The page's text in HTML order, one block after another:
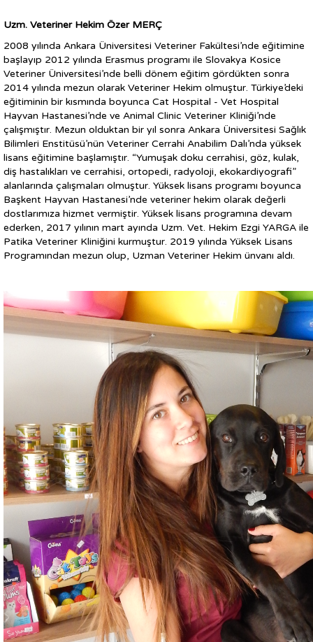
Uzm. Veteriner Hekim Özer MERÇ
2008 yılında Ankara Üniversitesi Veteriner Fakültesi’nde eğitimine
başlayıp 2012 yılında Erasmus programı ile Slovakya Kosice
Veteriner Üniversitesi’nde belli dönem eğitim gördükten sonra
2014 yılında mezun olarak Veteriner Hekim olmuştur. Türkiye’deki
eğitiminin bir kısmında boyunca Cat Hospital - Vet Hospital
Hayvan Hastanesi’nde ve Animal Clinic Veteriner Kliniği’nde
çalışmıştır. Mezun olduktan bir yıl sonra Ankara Üniversitesi Sağlık
Bilimleri Enstitüsü’nün Veteriner Cerrahi Anabilim Dalı’nda yüksek
lisans eğitimine başlamıştır. “Yumuşak doku cerrahisi, göz, kulak,
diş hastalıkları ve cerrahisi, ortopedi, radyoloji, ekokardiyografi”
alanlarında çalışmaları olmuştur. Yüksek lisans programı boyunca
Başkent Hayvan Hastanesi’nde veteriner hekim olarak değerli
dostlarımıza hizmet vermiştir. Yüksek lisans programına devam
ederken, 2017 yılının mart ayında Uzm. Vet. Hekim Ezgi YARGA ile
Patika Veteriner Kliniğini kurmuştur. 2019 yılında Yüksek Lisans
Programından mezun olup, Uzman Veteriner Hekim ünvanı aldı.